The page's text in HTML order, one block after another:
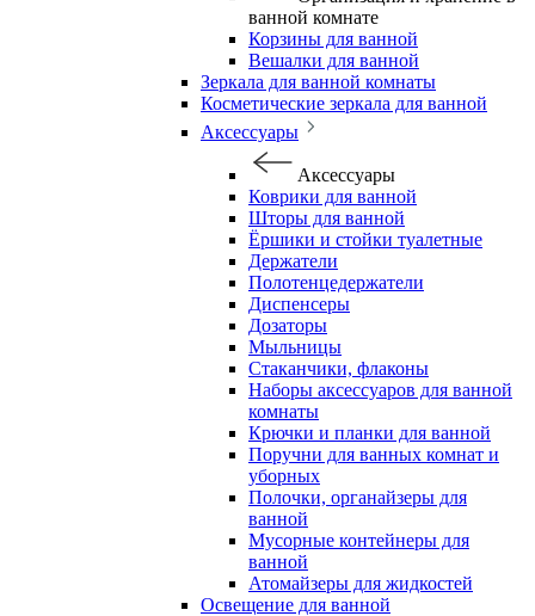
ванной комнате
Корзины для ванной
Вешалки для ванной
Зеркала для ванной комнаты
Косметические зеркала для ванной
Аксессуары
Аксессуары
Коврики для ванной
Шторы для ванной
Ёршики и стойки туалетные
Держатели
Полотенцедержатели
Диспенсеры
Дозаторы
Мыльницы
Стаканчики, флаконы
Наборы аксессуаров для ванной
комнаты
Крючки и планки для ванной
Поручни для ванных комнат и
уборных
Полочки, органайзеры для
ванной
Мусорные контейнеры для
ванной
Атомайзеры для жидкостей
Освещение для ванной